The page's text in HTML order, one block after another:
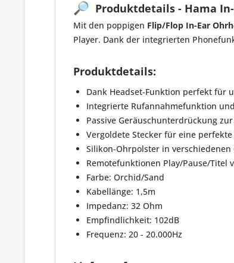
🔎 Produktdetails - Hama
Mit den poppigen Flip/Flop In-Ear
Player. Dank der integrierten
Produktdetails:
Dank Headset-Funktion perfekt für
Integrierte Rufannahmefunktion
Passive Geräuschunterdrückung
Vergoldete Stecker für eine
Silikon-Ohrpolster in verschiedenen
Remotefunktionen Play/Pause/
Farbe: Orchid/Sand
Kabellänge: 1,5m
Impedanz: 32 Ohm
Empfindlichkeit: 102dB
Frequenz: 20 - 20.000Hz